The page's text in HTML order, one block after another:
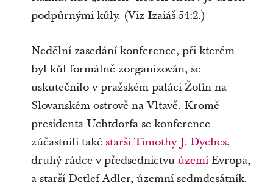
podpůrnými kůly. (Viz Izaiáš 54:2.)
Nedělní zasedání konference, při kterém
byl kůl formálně zorganizován, se
uskutečnilo v pražském paláci Žofín na
Slovanském ostrově na Vltavě. Kromě
presidenta Uchtdorfa se konference
zúčastnili také starší Timothy J. Dyches,
druhý rádce v předsednictvu územíEvropa,
a starší Detlef Adler, územní sedmdesátník.